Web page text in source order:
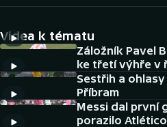
DALŠÍ SPORTY
Americký fotbal
Baseball a softbal
NEPŘEHLÉDNĚTE
Videa k tématu
Záložník Pavel
ke třetí výhře v
Sestřih a
Příbram
Messi dal první
porazilo Atlético